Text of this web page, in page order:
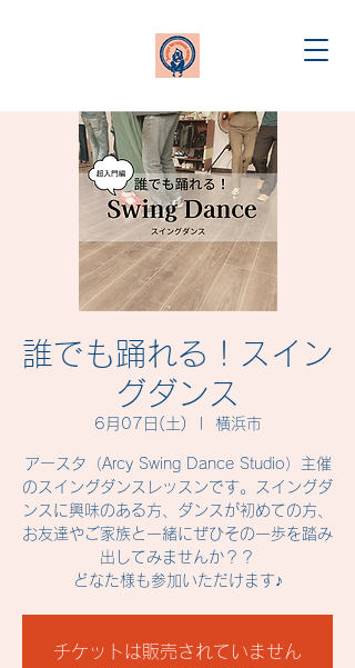
誰でも踊れる！スイン
グダンス
6月07日(土) 横浜市
アースタ（Arcy Swing Dance Studio）主催
のスイングダンスレッスンです。スイングダ
ンスに興味のある方、ダンスが初めての方、
お友達やご家族と一緒にぜひその一歩を踏み
出してみませんか？？
どなた様も参加いただけます♪
チケットは販売されていません